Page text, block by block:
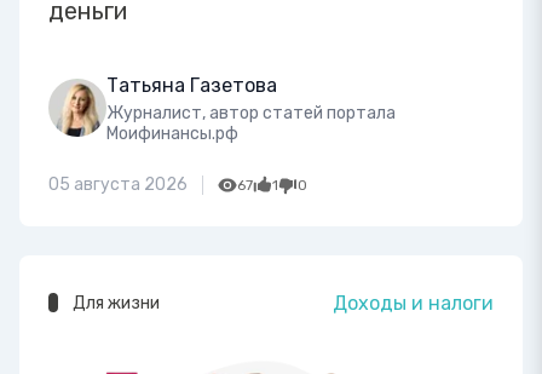
деньги
Татьяна Газетова
Журналист, автор статей портала
Моифинансы.рф
05 августа 2026 67 1 0
Для жизни Доходы и налоги